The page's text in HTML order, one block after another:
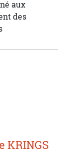
aux
des
KRINGS